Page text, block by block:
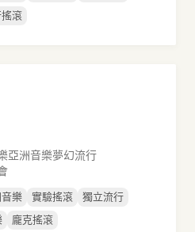
滾
亞洲音樂夢幻流行
樂 實驗搖滾
獨立流行
龐克搖滾